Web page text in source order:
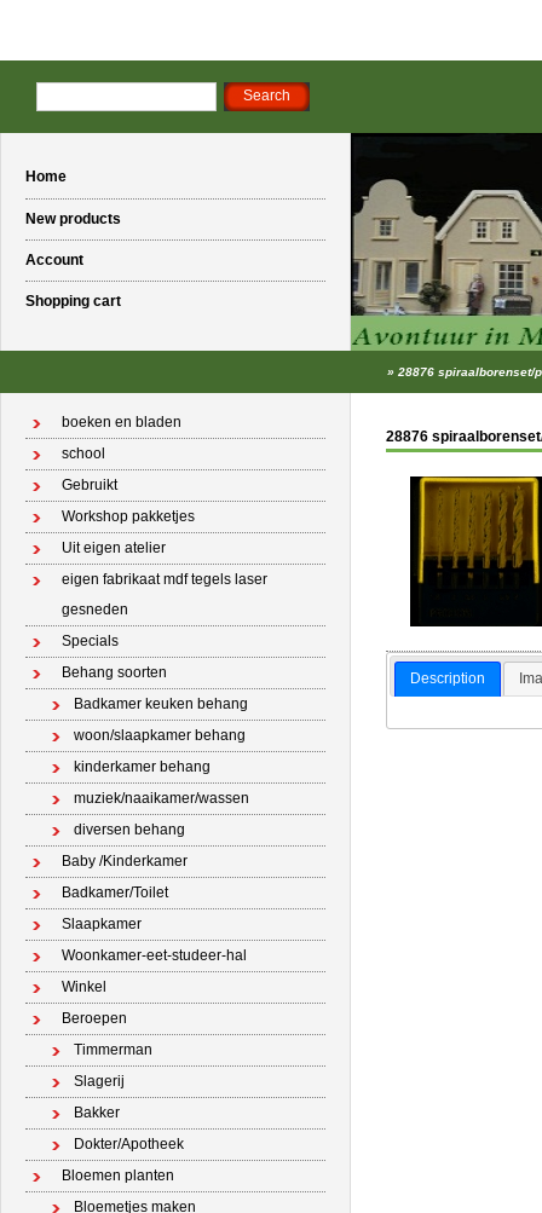
Home
New products
Account
Shopping cart
» 28876 spiraalborenset/
boeken en bladen
school
Gebruikt
Workshop pakketjes
Uit eigen atelier
eigen fabrikaat mdf tegels laser
gesneden
Specials
Behang soorten
Badkamer keuken behang
woon/slaapkamer behang
kinderkamer behang
muziek/naaikamer/wassen
diversen behang
Baby /Kinderkamer
Badkamer/Toilet
Slaapkamer
Woonkamer-eet-studeer-hal
Winkel
Beroepen
Timmerman
Slagerij
Bakker
Dokter/Apotheek
Bloemen planten
Bloemetjes maken
28876
Description